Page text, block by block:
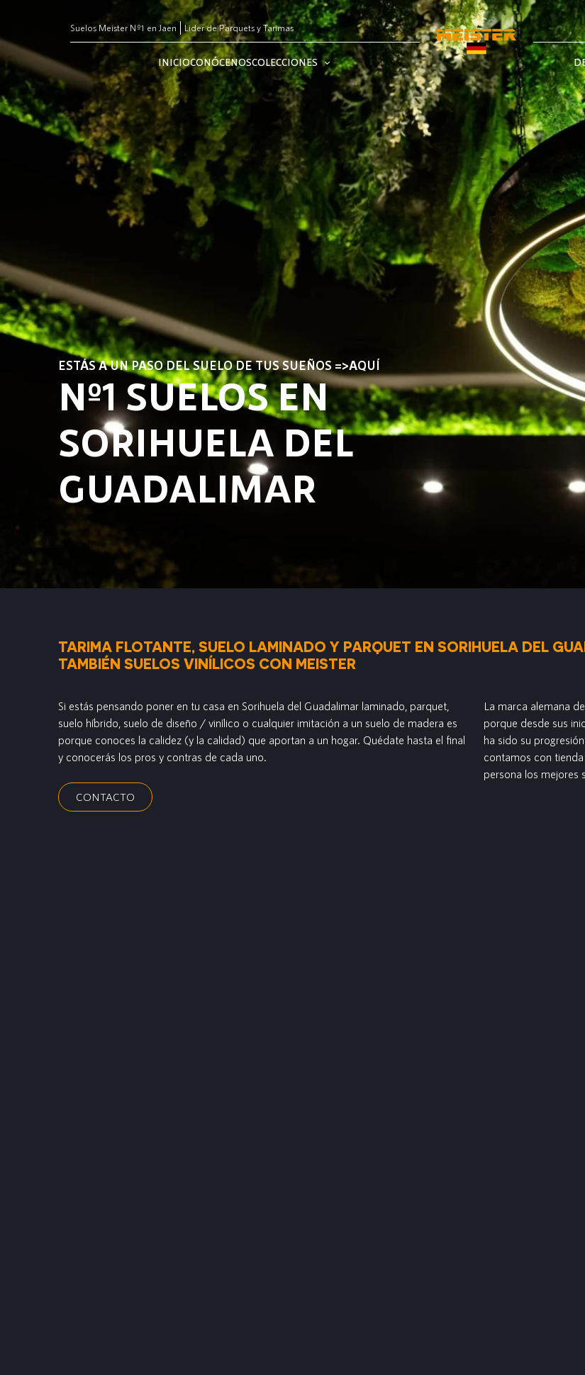
Suelos Meister Nº1 en Jaen Lider de Parquets y Tarimas
INICIOCONÓCENOSCOLECCIONES
ESTÁS A UN PASO DEL SUELO DE TUS SUEÑOS =>AQUÍ
Nº1 SUELOS EN
SORIHUELA DEL
GUADALIMAR
TARIMA FLOTANTE, SUELO LAMINADO Y PARQUET EN SORIHUELA DEL
TAMBIÉN SUELOS VINÍLICOS CON MEISTER
Si estás pensando poner en tu casa en Sorihuela del Guadalimar laminado, parquet,
suelo híbrido, suelo de diseño / vinílico o cualquier imitación a un suelo de madera es
porque conoces la calidez (y la calidad) que aportan a un hogar. Quédate hasta el final
y conocerás los pros y contras de cada uno.
CONTACTO
La marca alemana
porque desde sus
ha sido su
contamos con
persona los mejores